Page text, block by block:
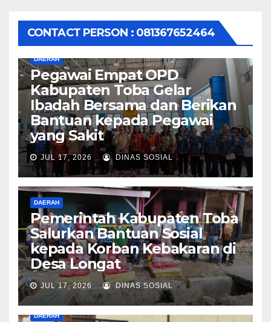
CONTACT PERSON : 081367652464
DAERAH
Pegawai Empat OPD
Kabupaten Toba Gelar
Ibadah Bersama dan Berikan
Bantuan kepada Pegawai
yang Sakit
JUL 17, 2026 DINAS SOSIAL
DAERAH
Pemerintah Kabupaten Toba
Salurkan Bantuan Sosial
kepada Korban Kebakaran di
Desa Longat
JUL 17, 2026 DINAS SOSIAL
DAERAH